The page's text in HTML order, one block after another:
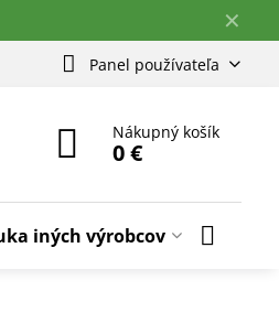
✕
Panel používateľa
Nákupný košík
0 €
iných výrobcov